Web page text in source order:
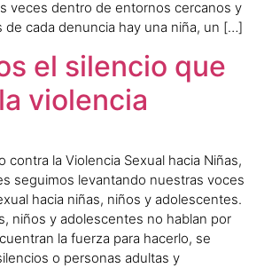
veces dentro de entornos cercanos y
de cada denuncia hay una niña, un […]
el silencio que
violencia
contra la Violencia Sexual hacia Niñas,
seguimos levantando nuestras voces
hacia niñas, niños y adolescentes.
niños y adolescentes no hablan por
la fuerza para hacerlo, se
o personas adultas y